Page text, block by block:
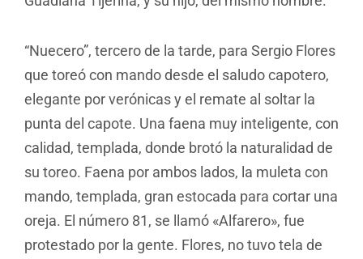
“Nuecero”, tercero de la tarde, para Sergio Flores
que toreó con mando desde el saludo capotero,
elegante por verónicas y el remate al soltar la
punta del capote. Una faena muy inteligente, con
calidad, templada, donde brotó la naturalidad de
su toreo. Faena por ambos lados, la muleta con
mando, templada, gran estocada para cortar una
oreja. El número 81, se llamó «Alfarero», fue
protestado por la gente. Flores, no tuvo tela de